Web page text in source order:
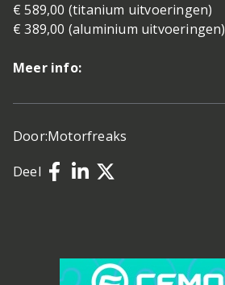
€ 589,00 (titanium uitvoeringen)
€ 389,00 (aluminium uitvoeringen)
Meer info:
Door:Motorfreaks
Deel